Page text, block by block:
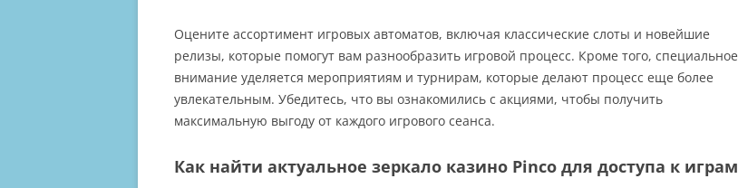
2018
EU FINANCIAL REGULATION – MAY
2017
Оцените ассортимент игровых автоматов, включая классические слоты и новейшие
релизы, которые помогут вам разнообразить игровой процесс. Кроме того, специальное
внимание уделяется мероприятиям и турнирам, которые делают процесс еще более
увлекательным. Убедитесь, что вы ознакомились с акциями, чтобы получить
максимальную выгоду от каждого игрового сеанса.
Как найти актуальное зеркало казино Pinco для доступа к играм